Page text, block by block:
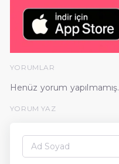
YORUMLAR
Henüz yorum yapılmamış.
YORUM YAZ